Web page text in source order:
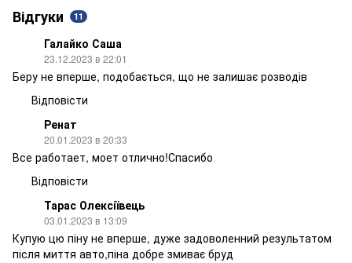
Відгуки 11
Галайко Саша
23.12.2023 в 22:01
Беру не вперше, подобається, що не залишає розводів
Відповісти
Ренат
20.01.2023 в 20:33
Все работает, моет отлично!Спасибо
Відповісти
Тарас Олексіївець
03.01.2023 в 13:09
Купую цю піну не вперше, дуже задоволенний результатом
після миття авто,піна добре змиває бруд